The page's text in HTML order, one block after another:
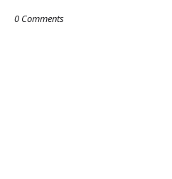
0 Comments